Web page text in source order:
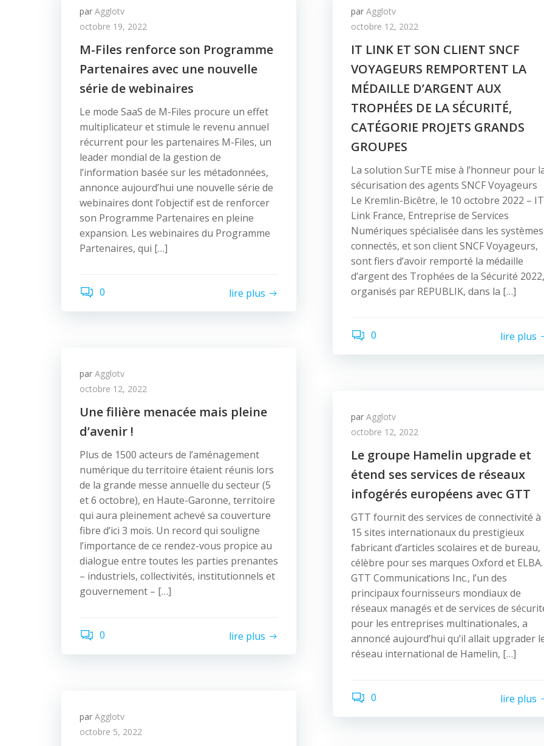
par Agglotv
octobre 19, 2022
M-Files renforce son Programme
Partenaires avec une nouvelle
série de webinaires
Le mode SaaS de M-Files procure un effet
multiplicateur et stimule le revenu annuel
récurrent pour les partenaires M-Files, un
leader mondial de la gestion de
l’information basée sur les métadonnées,
annonce aujourd’hui une nouvelle série de
webinaires dont l’objectif est de renforcer
son Programme Partenaires en pleine
expansion. Les webinaires du Programme
Partenaires, qui […]
0 lire plus
par Agglotv
octobre 12, 2022
IT LINK ET SON CLIENT SNCF
VOYAGEURS REMPORTENT LA
MÉDAILLE D’ARGENT AUX
TROPHÉES DE LA SÉCURITÉ,
CATÉGORIE PROJETS GRANDS
GROUPES
La solution SurTE mise à l’honneur pour
sécurisation des agents SNCF Voyageurs
Le Kremlin-Bicêtre, le 10 octobre 2022 – IT
Link France, Entreprise de Services
Numériques spécialisée dans les systèmes
connectés, et son client SNCF Voyageurs,
sont fiers d’avoir remporté la médaille
d’argent des Trophées de la Sécurité 2022,
organisés par REPUBLIK, dans la […]
0 lire plus
par Agglotv
octobre 12, 2022
Une filière menacée mais pleine
d’avenir !
Plus de 1500 acteurs de l’aménagement
numérique du territoire étaient réunis lors
de la grande messe annuelle du secteur (5
et 6 octobre), en Haute-Garonne, territoire
qui aura pleinement achevé sa couverture
fibre d’ici 3 mois. Un record qui souligne
l’importance de ce rendez-vous propice au
dialogue entre toutes les parties prenantes
– industriels, collectivités, institutionnels et
gouvernement – […]
0 lire plus
par Agglotv
octobre 12, 2022
Le groupe Hamelin upgrade et
étend ses services de réseaux
infogérés européens avec GTT
GTT fournit des services de connectivité à
15 sites internationaux du prestigieux
fabricant d’articles scolaires et de bureau,
célèbre pour ses marques Oxford et ELBA.
GTT Communications Inc., l’un des
principaux fournisseurs mondiaux de
réseaux managés et de services de
pour les entreprises multinationales, a
annoncé aujourd’hui qu’il allait upgrader
réseau international de Hamelin, […]
0 lire plus
par Agglotv
octobre 5, 2022